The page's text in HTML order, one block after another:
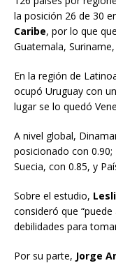
la posición 26 de 30
Caribe, por lo que
Guatemala,
En la región de
ocupó Uruguay con
lugar se lo quedó
A nivel global,
posicionado con 0.90;
Suecia, con 0.85, y
Sobre el estudio,
consideró que
debilidades para
Por su parte, Jorge